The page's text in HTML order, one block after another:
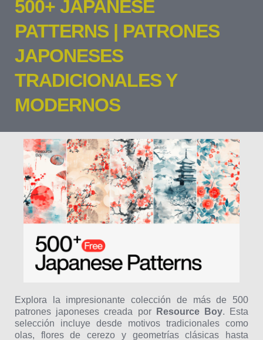
500+ JAPANESE
PATTERNS | PATRONES
JAPONESES
TRADICIONALES Y
MODERNOS
Explora la impresionante colección de más de 500
patrones japoneses creada por
Resource Boy. Esta
selección incluye desde motivos tradicionales como
olas, flores de cerezo y geometrías clásicas hasta